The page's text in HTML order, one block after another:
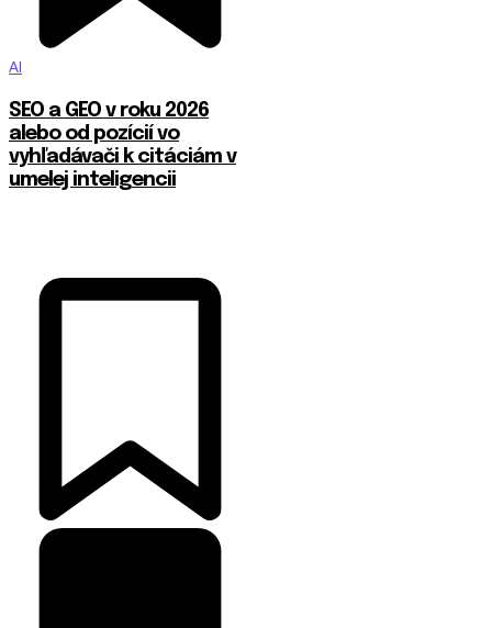
AI
SEO a GEO v roku 2026
alebo od pozícií vo
vyhľadávači k citáciám v
umelej inteligencii